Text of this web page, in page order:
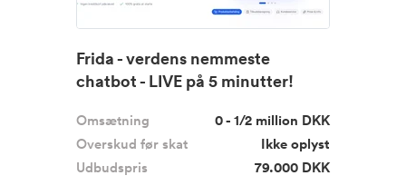
Frida - verdens nemmeste
chatbot - LIVE på 5 minutter!
Omsætning
0 - 1/2 million DKK
Overskud før skat
Ikke oplyst
Udbudspris
79.000 DKK